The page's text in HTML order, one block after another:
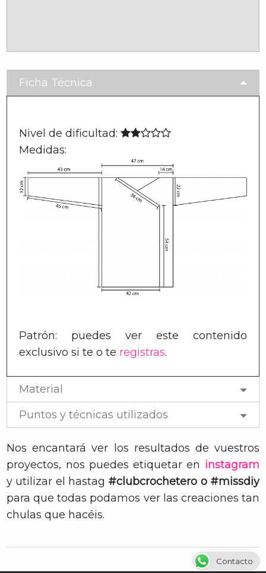
Ficha Técnica
Nivel de dificultad:
Medidas:
Patrón: puedes ver este contenido
exclusivo si teo te registras.
Material
Puntos y técnicas utilizados
Nos encantará ver los resultados de vuestros
proyectos, nos puedes etiquetar en instagram
y utilizar el hastag #clubcrochetero o #missdiy
para que todas podamos ver las creaciones tan
chulas que hacéis.
Contacto